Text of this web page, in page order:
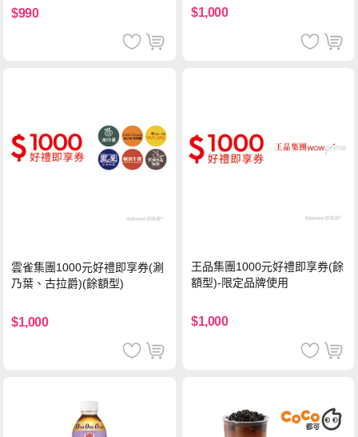
$990 $1,000
雲雀集團1000元好禮即享券(涮
乃葉、古拉爵)(餘額型)
$1,000
王品集團1000元好禮即享券(餘
額型)-限定品牌使用
$1,000